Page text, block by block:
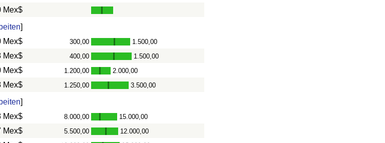
Mex$
]
Mex$ 300,00 - 1.500,00
Mex$ 400,00 - 1.500,00
Mex$ 1.200,00 - 2.000,00
Mex$ 1.250,00 - 3.500,00
]
Mex$ 8.000,00 - 15.000,00
Mex$ 5.500,00 - 12.000,00